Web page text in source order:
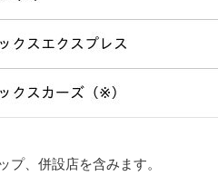
プ、併設店を含みます。